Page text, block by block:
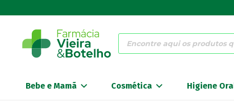
Products
search
Bebe e Mamã Cosmética Higiene